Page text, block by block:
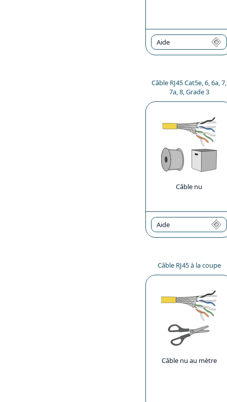
Aide
Câble RJ45 Cat5e, 6, 6a, 7,
7a, 8, Grade 3
Câble nu
Aide
Câble RJ45 à la coupe
Câble nu au mètre